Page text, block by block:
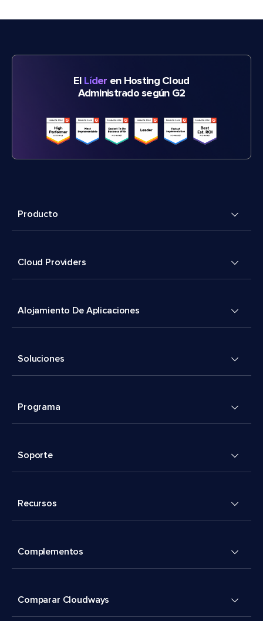
El Líder en Hosting Cloud
Administrado según G2
Producto
Cloud Providers
Alojamiento De Aplicaciones
Soluciones
Programa
Soporte
Recursos
Complementos
Comparar Cloudways